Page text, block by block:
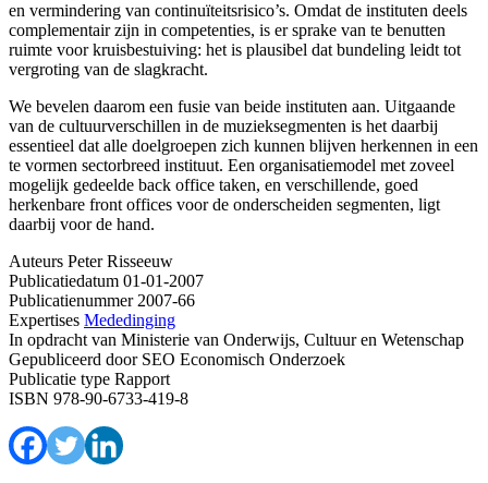
en vermindering van continuïteitsrisico’s. Omdat de instituten deels
complementair zijn in competenties, is er sprake van te benutten
ruimte voor kruisbestuiving: het is plausibel dat bundeling leidt tot
vergroting van de slagkracht.
We bevelen daarom een fusie van beide instituten aan. Uitgaande
van de cultuurverschillen in de muzieksegmenten is het daarbij
essentieel dat alle doelgroepen zich kunnen blijven herkennen in een
te vormen sectorbreed instituut. Een organisatiemodel met zoveel
mogelijk gedeelde back office taken, en verschillende, goed
herkenbare front offices voor de onderscheiden segmenten, ligt
daarbij voor de hand.
Auteurs Peter Risseeuw
Publicatiedatum 01-01-2007
Publicatienummer2007-66
Expertises Mededinging
In opdracht van Ministerie van Onderwijs, Cultuur en Wetenschap
Gepubliceerd doorSEO Economisch Onderzoek
Publicatie type Rapport
ISBN 978-90-6733-419-8